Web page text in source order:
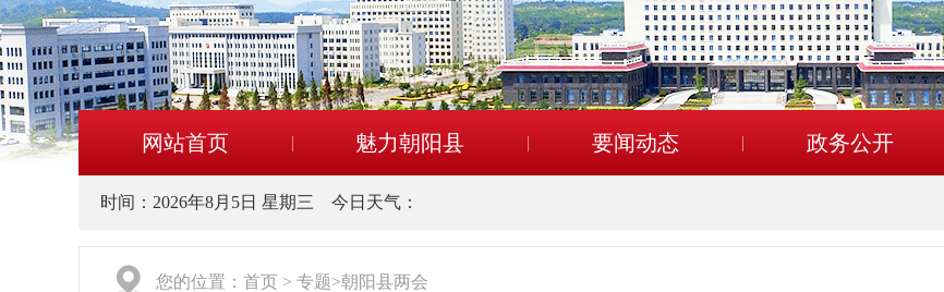
网站首页 魅力朝阳县 要闻动态 政务公开
时间： 2026年8月5日 星期三 今日天气：
您的位置： 首页 > 专题>朝阳县两会